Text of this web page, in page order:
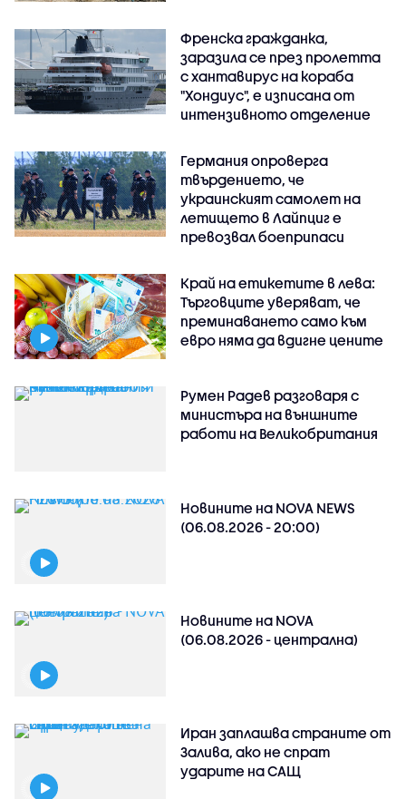
Френска гражданка,
заразила се през пролетта
с хантавирус на кораба
"Хондиус", е изписана от
интензивното отделение
Германия опроверга
твърдението, че
украинският самолет на
летището в Лайпциг е
превозвал боеприпаси
Край на етикетите в лева:
Търговците уверяват, че
преминаването само към
евро няма да вдигне цените
Румен Радев разговаря с
министъра на външните
работи на Великобритания
Новините на NOVA NEWS
(06.08.2026 - 20:00)
Новините на NOVA
(06.08.2026 - централна)
Иран заплашва страните от
Залива, ако не спрат
ударите на САЩ